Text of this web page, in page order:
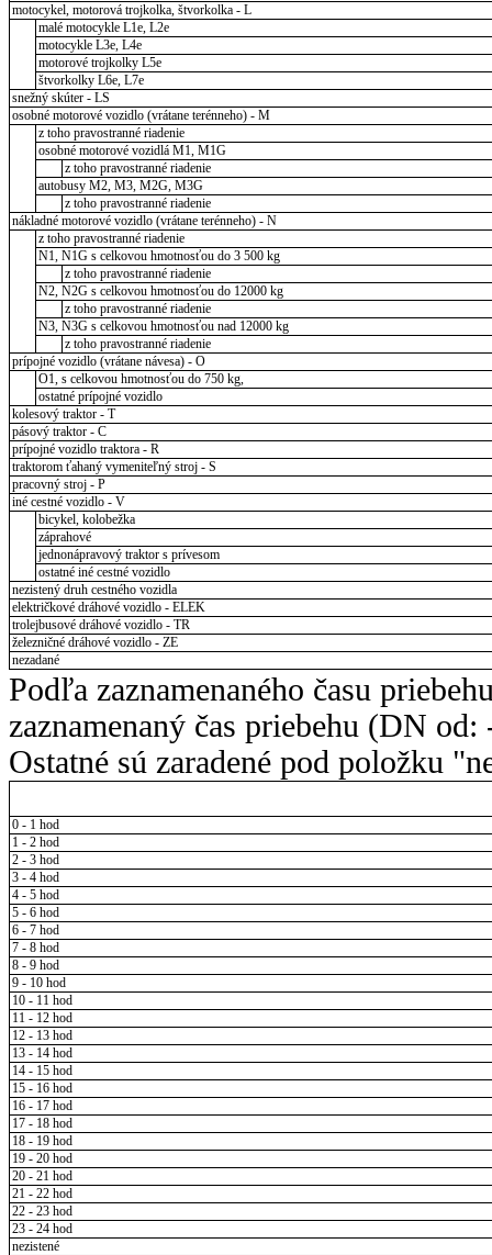
motocykel, motorová trojkolka, štvorkolka - L
malé motocykle L1e, L2e
motocykle L3e, L4e
motorové trojkolky L5e
štvorkolky L6e, L7e
snežný skúter - LS
osobné motorové vozidlo (vrátane terénneho) - M
z toho pravostranné riadenie
osobné motorové vozidlá M1, M1G
z toho pravostranné riadenie
autobusy M2, M3, M2G, M3G
z toho pravostranné riadenie
nákladné motorové vozidlo (vrátane terénneho) - N
z toho pravostranné riadenie
N1, N1G s celkovou hmotnosťou do 3 500 kg
z toho pravostranné riadenie
N2, N2G s celkovou hmotnosťou do 12000 kg
z toho pravostranné riadenie
N3, N3G s celkovou hmotnosťou nad 12000 kg
z toho pravostranné riadenie
prípojné vozidlo (vrátane návesa) - O
O1, s celkovou hmotnosťou do 750 kg,
ostatné prípojné vozidlo
kolesový traktor - T
pásový traktor - C
prípojné vozidlo traktora - R
traktorom ťahaný vymeniteľný stroj - S
pracovný stroj - P
iné cestné vozidlo - V
bicykel, kolobežka
záprahové
jednonápravový traktor s prívesom
ostatné iné cestné vozidlo
nezistený druh cestného vozidla
električkové dráhové vozidlo - ELEK
trolejbusové dráhové vozidlo - TR
železničné dráhové vozidlo - ZE
nezadané
Podľa zaznamenaného času
zaznamenaný čas priebehu (DN
Ostatné sú zaradené pod položku
0 - 1 hod
1 - 2 hod
2 - 3 hod
3 - 4 hod
4 - 5 hod
5 - 6 hod
6 - 7 hod
7 - 8 hod
8 - 9 hod
9 - 10 hod
10 - 11 hod
11 - 12 hod
12 - 13 hod
13 - 14 hod
14 - 15 hod
15 - 16 hod
16 - 17 hod
17 - 18 hod
18 - 19 hod
19 - 20 hod
20 - 21 hod
21 - 22 hod
22 - 23 hod
23 - 24 hod
nezistené